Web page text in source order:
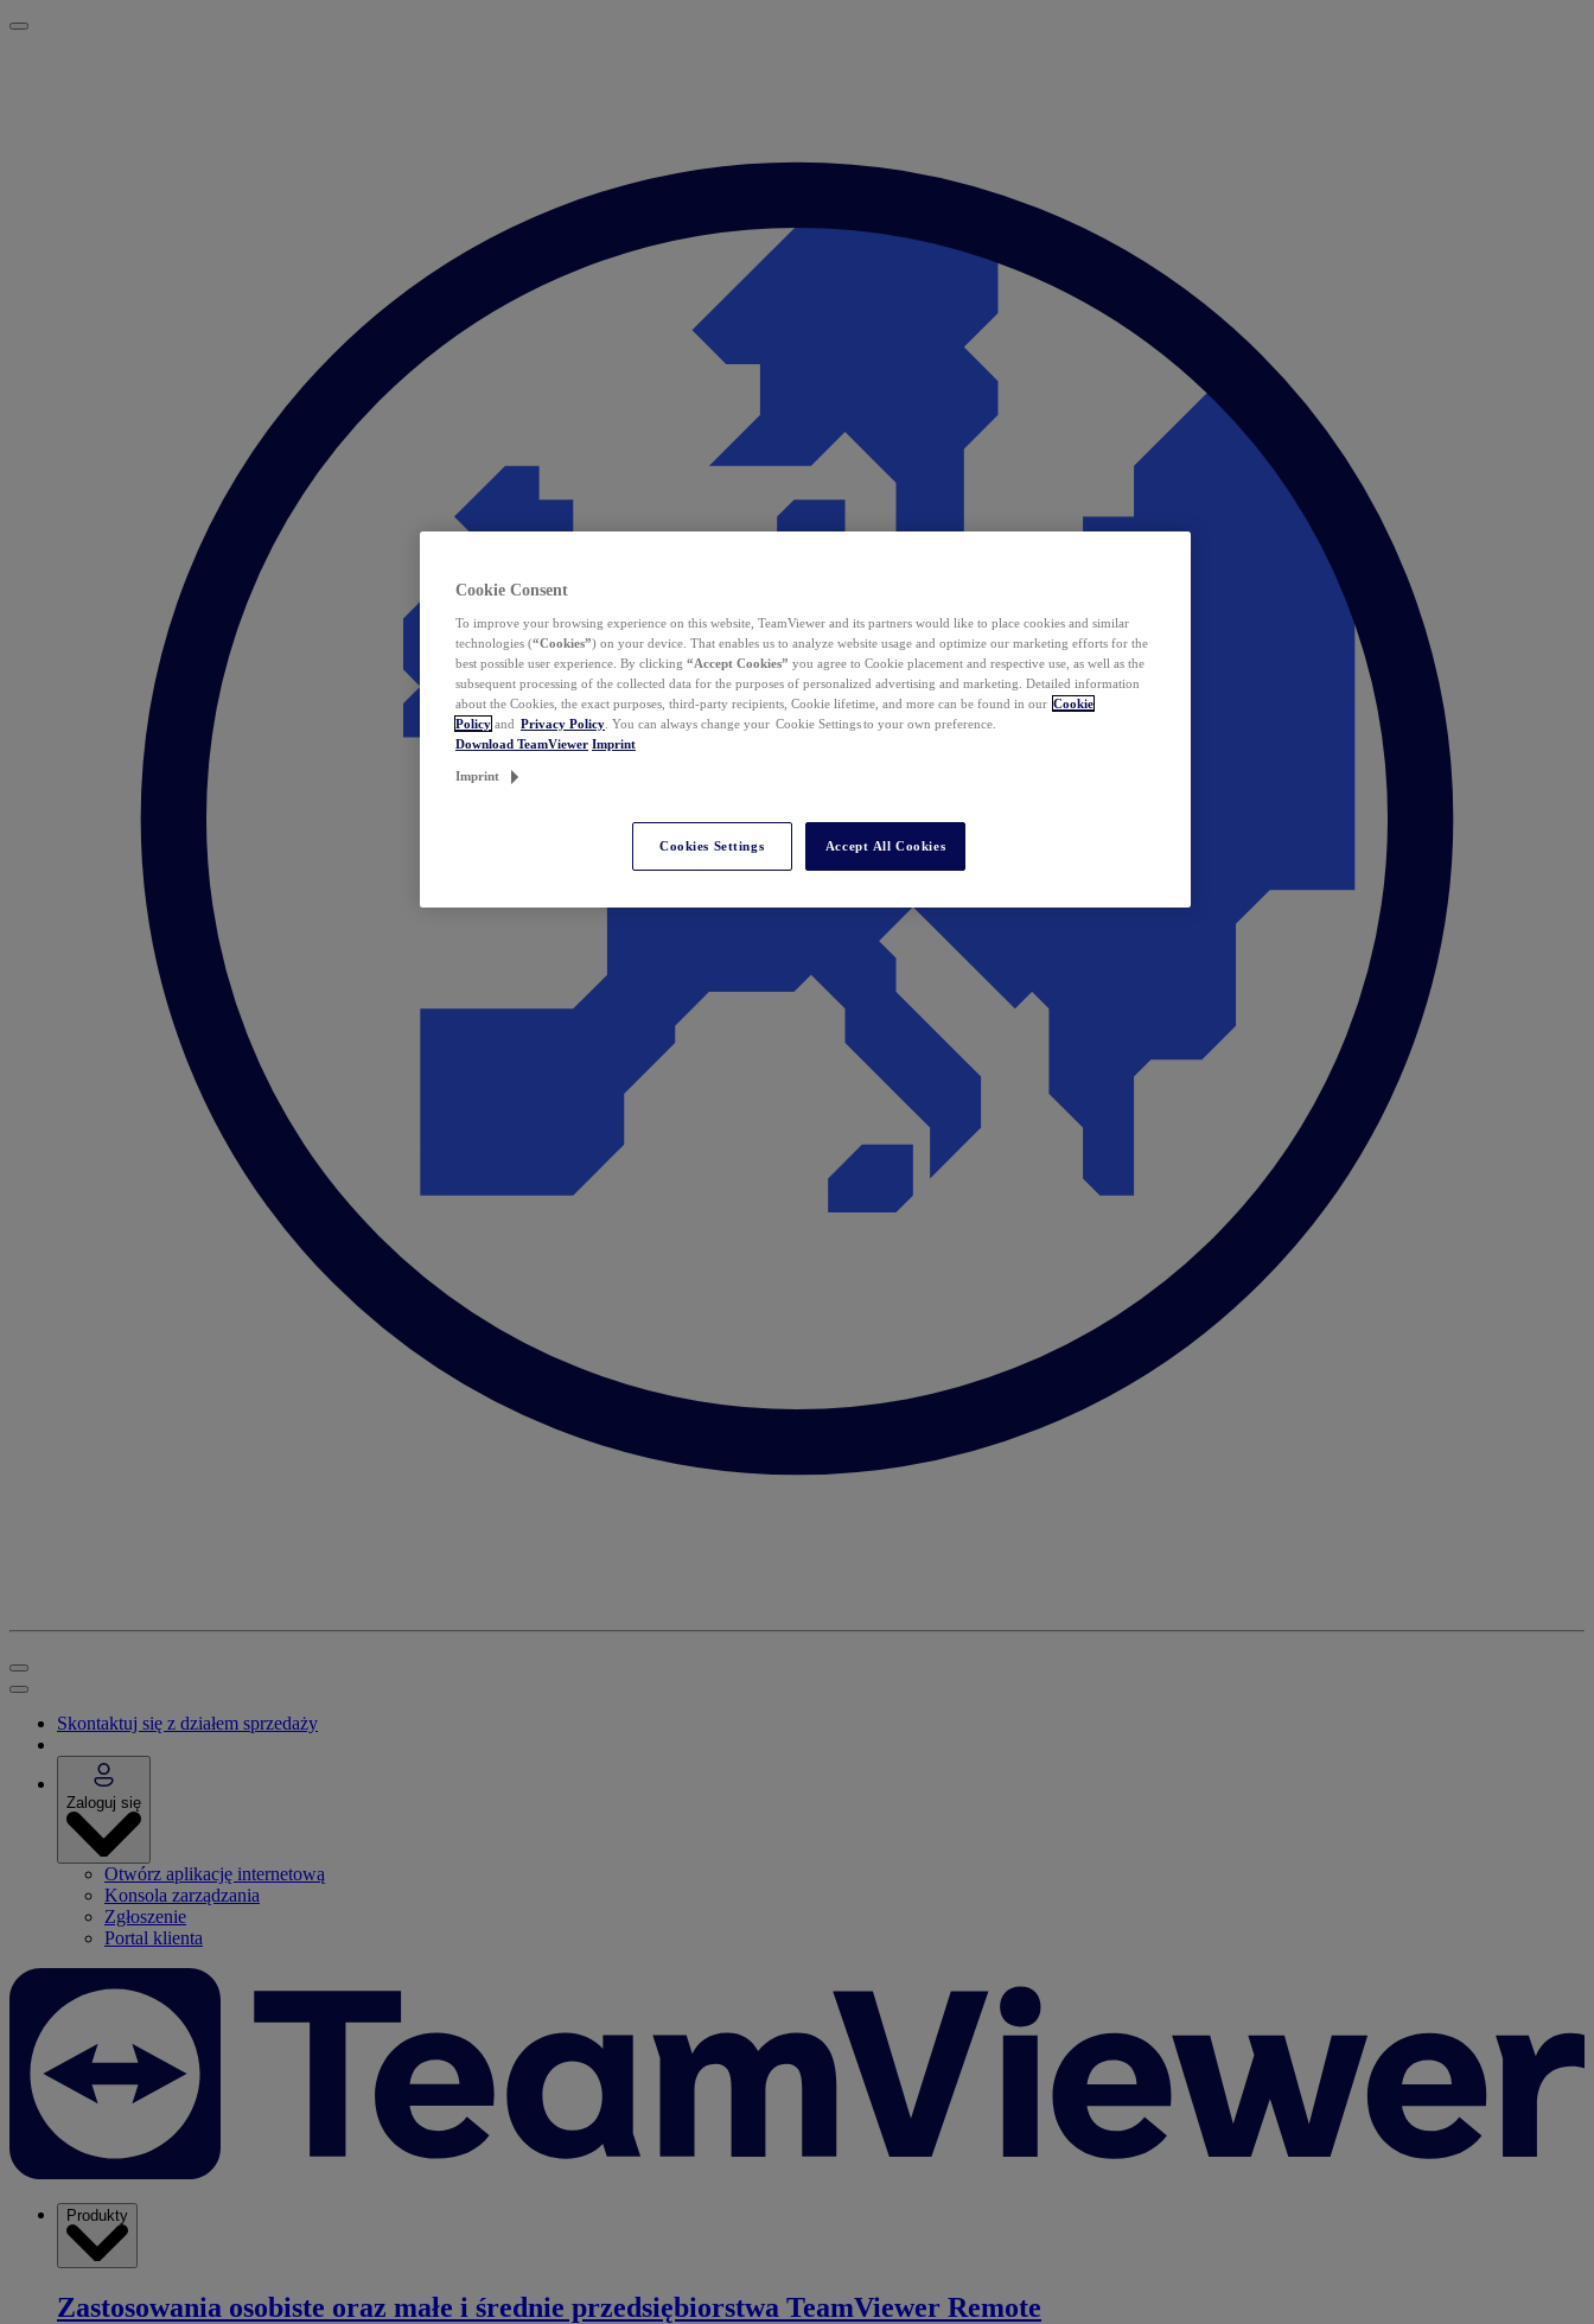
Skontaktuj się z działem sprzedaży
Zaloguj się
Otwórz aplikację internetową
Konsola zarządzania
Zgłoszenie
Portal klienta
Produkty
Zastosowania osobiste oraz małe i średnie przedsiębiorstwa TeamViewer Remote
Cookie Consent
To improve your browsing experience on this website, TeamViewer and its partners would like to place cookies and similar
technologies (“Cookies”) on your device. That enables us to analyze website usage and optimize our marketing efforts for the
best possible user experience. By clicking “Accept Cookies” you agree to Cookie placement and respective use, as well as the
subsequent processing of the collected data for the purposes of personalized advertising and marketing. Detailed information
about the Cookies, the exact purposes, third-party recipients, Cookie lifetime, and more can be found in our Cookie
Policy and Privacy Policy . You can always change your Cookie Settings to your own preference.
Download TeamViewer Imprint
Imprint
Cookies Settings Accept All Cookies